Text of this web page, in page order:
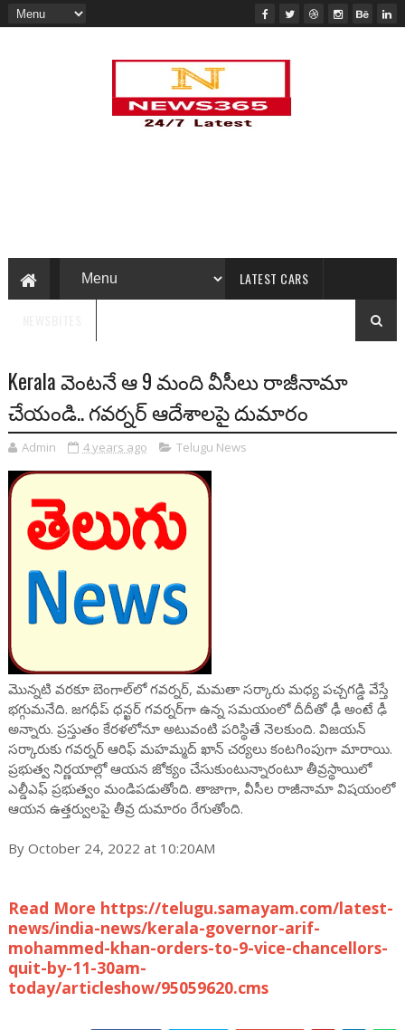
LATEST CARS
Kerala వెంటనే ఆ 9 మంది వీసీలు రాజీనామా
చేయండి.. గవర్నర్ ఆదేశాలపై దుమారం
Admin 4 years ago Telugu News
మొన్నటి వరకూ బెంగాల్‌లో గవర్నర్, మమతా సర్కారు మధ్య పచ్చగడ్డి వేస్తే
భగ్గుమనేది. జగధీప్ ధన్ఖర్ గవర్నర్‌గా ఉన్న సమయంలో దీదీతో ఢీ అంటే ఢీ
అన్నారు. ప్రస్తుతం కేరళలోనూ అటువంటి పరిస్థితే నెలకుంది. విజయన్
సర్కారుకు గవర్నర్ ఆరిఫ్ మహమ్మద్ ఖాన్ చర్యలు కంటగింపుగా మారాయి.
ప్రభుత్వ నిర్ణయాల్లో ఆయన జోక్యం చేసుకుంటున్నారంటూ తీవ్రస్థాయిలో
ఎల్డీఎఫ్ ప్రభుత్వం మండిపడుతోంది. తాజాగా, వీసీల రాజీనామా విషయంలో
ఆయన ఉత్తర్వులపై తీవ్ర దుమారం రేగుతోంది.
By October 24, 2022 at 10:20AM
Read More https://telugu.samayam.com/latest-
news/india-news/kerala-governor-arif-
mohammed-khan-orders-to-9-vice-chancellors-
quit-by-11-30am-
today/articleshow/95059620.cms